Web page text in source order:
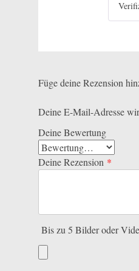
Füge deine Rezension
Deine E-Mail-Adresse
Deine Bewertung
Deine Rezension *
Bis zu 5 Bilder oder